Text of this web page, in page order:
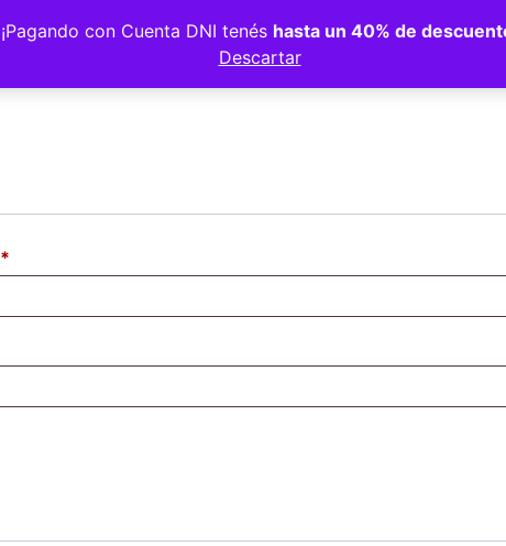
¡Pagando con Cuenta DNI tenés hasta un 40% de
Descartar
*